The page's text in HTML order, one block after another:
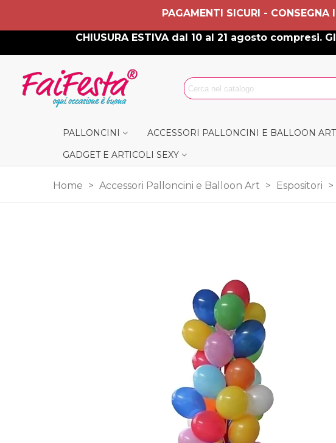
PAGAMENTI SICURI -
CHIUSURA ESTIVA dal 10 al 21 agosto
PALLONCINI ACCESSORI PALLONCINI E BALLOON ART
GADGET E ARTICOLI SEXY
Home > Accessori Palloncini e Balloon Art > Espositori >